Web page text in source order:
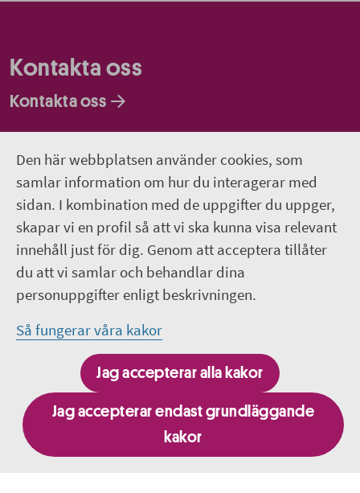
Den här webbplatsen använder cookies, som
samlar information om hur du interagerar med
sidan. I kombination med de uppgifter du uppger,
skapar vi en profil så att vi ska kunna visa relevant
innehåll just för dig. Genom att acceptera tillåter
du att vi samlar och behandlar dina
personuppgifter enligt beskrivningen.
Så fungerar våra kakor
Jag accepterar alla kakor
Jag accepterar endast grundläggande
kakor
Kontakta oss
Kontakta oss
Om webbplatsen
018-611 00 00
region.uppsala@regionuppsala.se
Genvägar
För personal i Region Uppsala
It-system och e-tjänster